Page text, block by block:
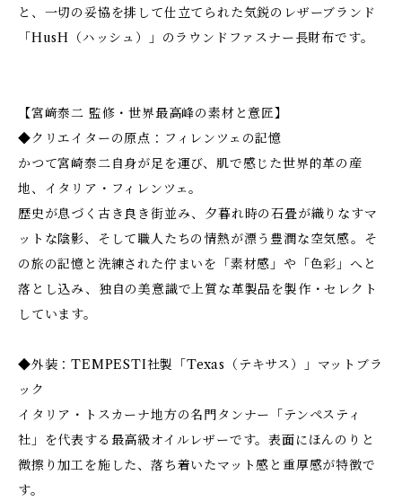
と、一切の妥協を排して仕立てられた気鋭のレザーブランド
「HusH（ハッシュ）」のラウンドファスナー長財布です。
【宮﨑泰二 監修・世界最高峰の素材と意匠】
◆クリエイターの原点：フィレンツェの記憶
かつて宮崎泰二自身が足を運び、肌で感じた世界的革の産
地、イタリア・フィレンツェ。
歴史が息づく古き良き街並み、夕暮れ時の石畳が織りなすマ
ットな陰影、そして職人たちの情熱が漂う豊潤な空気感――。そ
の旅の記憶と洗練された佇まいを「素材感」や「色彩」へと
落とし込み、独自の美意識で上質な革製品を製作・セレクト
しています。
◆外装：TEMPESTI社製「Texas（テキサス）」マットブラ
ック
イタリア・トスカーナ地方の名門タンナー「テンペスティ
社」を代表する最高級オイルレザーです。表面にほんのりと
微擦り加工を施した、落ち着いたマット感と重厚感が特徴で
す。